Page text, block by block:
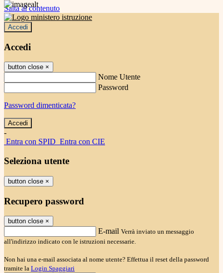
Salta al contenuto
Accedi
Accedi
button close ×
Nome Utente
Password
Password dimenticata?
-
Entra con SPID Entra con CIE
Seleziona utente
button close ×
Recupero password
button close ×
E-mail Verrà inviato un messaggio
all'indirizzo indicato con le istruzioni necessarie.
Non hai una e-mail associata al nome utente? Effettua il reset della password
tramite la Login Spaggiari